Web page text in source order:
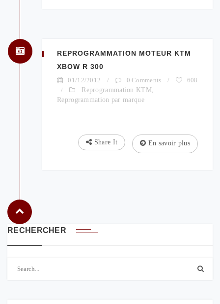
REPROGRAMMATION MOTEUR KTM
XBOW R 300
01/12/2012 / 0 Comments /
608
/
Reprogrammation KTM,
Reprogrammation par marque
En savoir plus
Share It
RECHERCHER